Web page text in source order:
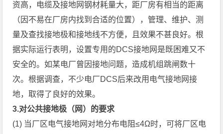
资高，电缆及接地网钢材耗量大，距厂房有相当的距离
（因不易在厂房内找到合适的位置），管理、维护、测
量及查找接地极和接地线不方便，且效果不甚良好。根
据实际运行表明，设置专用的DCS接地网是既困难又不
安全的。如某电厂曾因接地问题，造成机组跳闸数十
次。根据调查，不少电厂DCS后来改用电气接地网接
地，取得了良好的效果。
3.对公共接地极（网）的要求
(1) 当厂区电气接地网对地分布电阻≤4Ω时，可将厂区电